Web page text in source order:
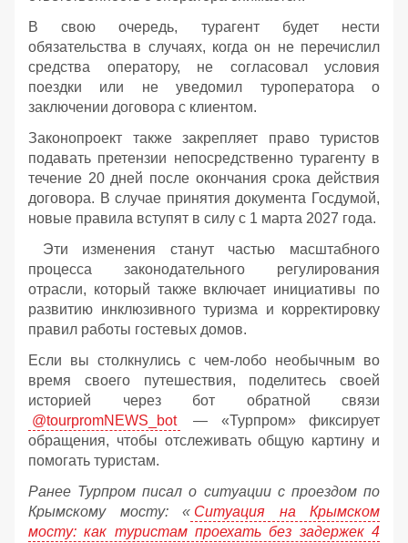
В свою очередь, турагент будет нести
обязательства в случаях, когда он не перечислил
средства оператору, не согласовал условия
поездки или не уведомил туроператора о
заключении договора с клиентом.
Законопроект также закрепляет право туристов
подавать претензии непосредственно турагенту в
течение 20 дней после окончания срока действия
договора. В случае принятия документа Госдумой,
новые правила вступят в силу с 1 марта 2027 года.
Эти изменения станут частью масштабного
процесса законодательного регулирования
отрасли, который также включает инициативы по
развитию инклюзивного туризма и корректировку
правил работы гостевых домов.
Если вы столкнулись с чем-лобо необычным во
время своего путешествия, поделитесь своей
историей через бот обратной связи
@tourpromNEWS_bot
— «Турпром» фиксирует
обращения, чтобы отслеживать общую картину и
помогать туристам.
Ранее Турпром писал о ситуации с проездом по
Крымскому мосту: « Ситуация на Крымском
мосту: как туристам проехать без задержек 4